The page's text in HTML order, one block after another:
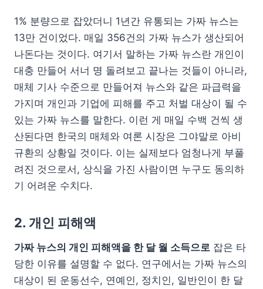
1% 분량으로 잡았더니 1년간 유통되는 가짜 뉴스는
13만 건이었다. 매일 356건의 가짜 뉴스가 생산되어
나돈다는 것이다. 여기서 말하는 가짜 뉴스란 개인이
대충 만들어 서너 명 돌려보고 끝나는 것들이 아니라,
매체 기사 수준으로 만들어져 뉴스와 같은 파급력을
가지며 개인과 기업에 피해를 주고 처벌 대상이 될 수
있는 가짜 뉴스를 말한다. 이런 게 매일 수백 건씩 생
산된다면 한국의 매체와 여론 시장은 그야말로 아비
규환의 상황일 것이다. 이는 실제보다 엄청나게 부풀
려진 것으로서, 상식을 가진 사람이면 누구도 동의하
기 어려운 수치다.
2. 개인 피해액
가짜 뉴스의 개인 피해액을 한 달 월 소득으로 잡은 타
당한 이유를 설명할 수 없다. 연구에서는 가짜 뉴스의
대상이 된 운동선수, 연예인, 정치인, 일반인이 한 달